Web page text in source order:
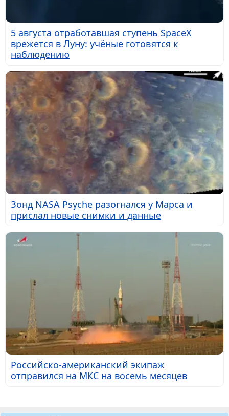
5 августа отработавшая ступень SpaceX
врежется в Луну: учёные готовятся к
наблюдению
Зонд NASA Psyche разогнался у Марса и
прислал новые снимки и данные
Российско-американский экипаж
отправился на МКС на восемь месяцев